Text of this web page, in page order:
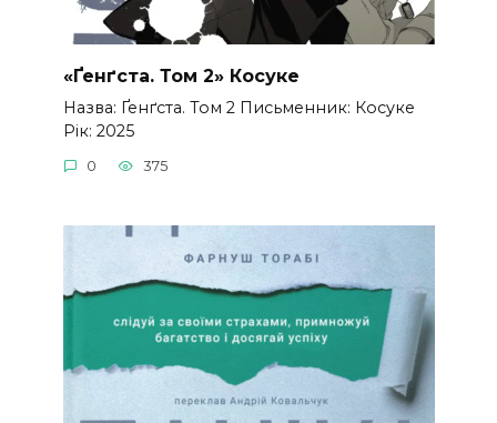
«Ґенґста. Том 2» Косуке
Назва: Ґенґста. Том 2 Письменник: Косуке
Рік: 2025
0 375